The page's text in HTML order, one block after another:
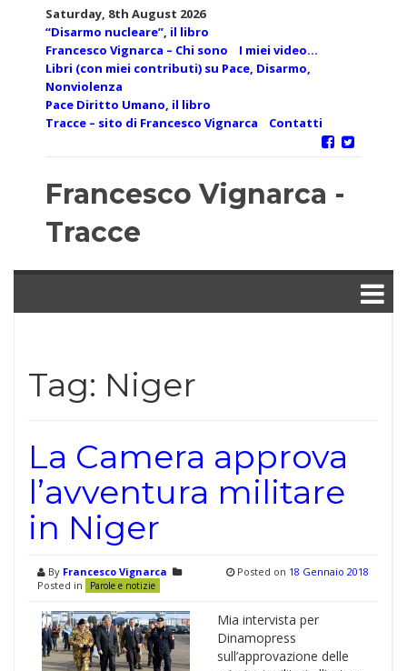
Saturday, 8th August 2026
“Disarmo nucleare”, il libro
Francesco Vignarca – Chi sono
I miei video…
Libri (con miei contributi) su Pace, Disarmo,
Nonviolenza
Pace Diritto Umano, il libro
Tracce – sito di Francesco Vignarca
Contatti
Francesco Vignarca -
Tracce
Tag: Niger
La Camera approva
l’avventura militare
in Niger
By Francesco Vignarca
Posted in
Parole e notizie
Posted on 18 Gennaio 2018
Mia intervista per
Dinamopress
sull’approvazione delle